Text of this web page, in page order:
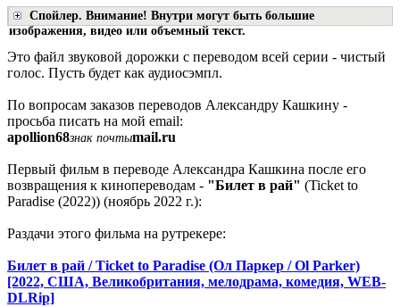
Спойлер. Внимание! Внутри могут быть большие
изображения, видео или объемный текст.
Это файл звуковой дорожки с переводом всей серии - чистый
голос. Пусть будет как аудиосэмпл.
По вопросам заказов переводов Александру Кашкину -
просьба писать на мой email:
apollion68знак почтыmail.ru
Первый фильм в переводе Александра Кашкина после его
возвращения к кинопереводам - "Билет в рай" (Ticket to
Paradise (2022)) (ноябрь 2022 г.):
Раздачи этого фильма на рутрекере:
Билет в рай / Ticket to Paradise (Ол Паркер / Ol Parker)
[2022, США, Великобритания, мелодрама, комедия, WEB-
DLRip]